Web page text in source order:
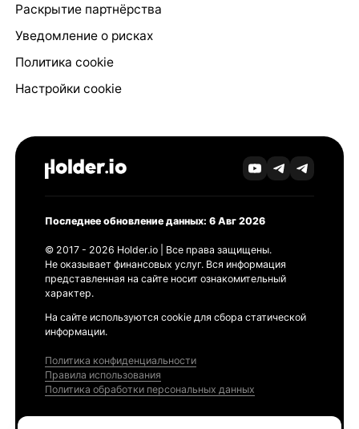
Раскрытие партнёрства
Уведомление о рисках
Политика cookie
Настройки cookie
Последнее обновление данных: 6 Авг 2026
© 2017 - 2026 Holder.io | Все права защищены.
Не оказывает финансовых услуг. Вся информация
представленная на сайте носит ознакомительный
характер.
На сайте используются cookie для сбора статической
информации.
Политика конфиденциальности
Правила использования
Политика обработки персональных данных